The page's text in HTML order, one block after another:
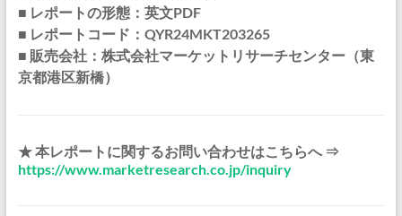
■ レポートの形態：英文PDF
■ レポートコード：QYR24MKT203265
■ 販売会社：株式会社マーケットリサーチセンター（東
京都港区新橋）
★ 本レポートに関するお問い合わせはこちらへ ⇒
https://www.marketresearch.co.jp/inquiry